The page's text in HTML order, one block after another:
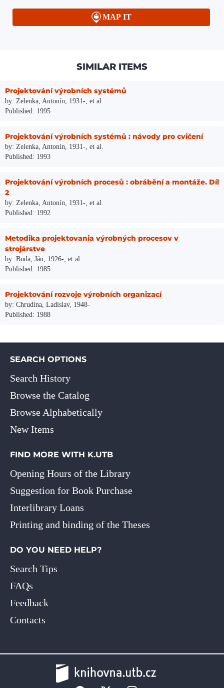
MAP IT
SIMILAR ITEMS
Projektování výrobních systémů
by: Zelenka, Antonín, 1931-, et al.
Published: 1995
Projektování výrobních systémů : návody pro cvičení
by: Zelenka, Antonín, 1931-, et al.
Published: 1993
Projektování výrobních procesů : obrábění a montáže. Díl
2
by: Zelenka, Antonín, 1931-, et al.
Published: 1992
Metodika projektovania výrobných procesov v
strojárstve
by: Buda, Ján, 1926-, et al.
Published: 1985
Projektování rozvoje výrobních organizací
by: Chrudina, Ladislav, 1948-
Published: 1988
SEARCH OPTIONS
Search History
Browse the Catalog
Browse Alphabetically
New Items
FIND MORE WITH K.UTB
Opening Hours of the Library
Suggestion for Book Purchase
Interlibrary Loans
Printing and binding of the Theses
DO YOU NEED HELP?
Search Tips
FAQs
Feedback
Contacts